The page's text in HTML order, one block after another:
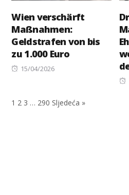
Wien verschärft
Maßnahmen:
Geldstrafen von bis
zu 1.000 Euro
Posted
15/04/2026
1 2 3 … 290 Sljedeća »